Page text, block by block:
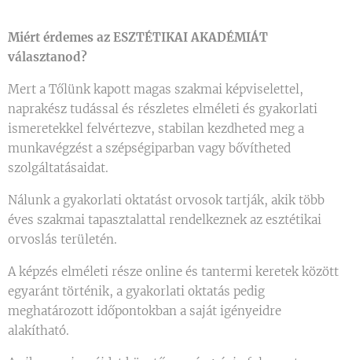
Miért érdemes az ESZTÉTIKAI AKADÉMIÁT
választanod?
Mert a Tőlünk kapott magas szakmai képviselettel,
naprakész tudással és részletes elméleti és gyakorlati
ismeretekkel felvértezve, stabilan kezdheted meg a
munkavégzést a szépségiparban vagy bővítheted
szolgáltatásaidat.
Nálunk a gyakorlati oktatást orvosok tartják, akik több
éves szakmai tapasztalattal rendelkeznek az esztétikai
orvoslás területén.
A képzés elméleti része online és tantermi keretek között
egyaránt történik, a gyakorlati oktatás pedig
meghatározott időpontokban a saját igényeidre
alakítható.